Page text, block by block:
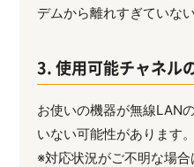
デムから離れすぎていな
3. 使用可能チャネル
お使いの機器が無線LAN
いない可能性があります。
※対応状況がご不明な場